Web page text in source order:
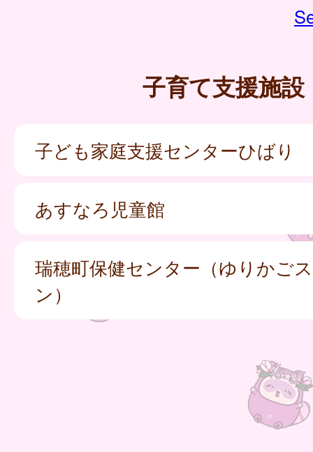
子育て支援施設
子ども家庭支援センターひばり
あすなろ児童館
瑞穂町保健センター（ゆりかご
ン）